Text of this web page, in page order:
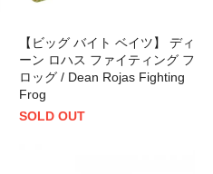
【ビッグ バイト ベイツ】 ディ
ーン ロハス ファイティング フ
ロッグ / Dean Rojas Fighting
Frog
SOLD OUT